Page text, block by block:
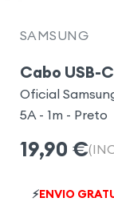
SAMSUNG
Cabo USB-C
Oficial
5A - 1m - Preto
19,90 €
⚡ENVIO